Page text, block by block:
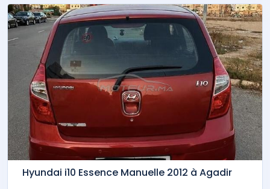
Hyundai i10 Essence Manuelle 2012 à Agadir